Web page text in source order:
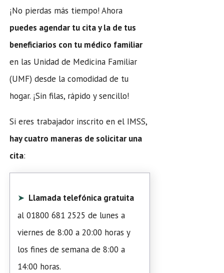
¡No pierdas más tiempo! Ahora
puedes agendar tu cita y la de tus
beneficiarios con tu médico familiar
en las Unidad de Medicina Familiar
(UMF) desde la comodidad de tu
hogar. ¡Sin filas, rápido y sencillo!
Si eres trabajador inscrito en el IMSS,
hay cuatro maneras de solicitar una
cita:
Llamada telefónica gratuita
al 01800 681 2525 de lunes a
viernes de 8:00 a 20:00 horas y
los fines de semana de 8:00 a
14:00 horas.